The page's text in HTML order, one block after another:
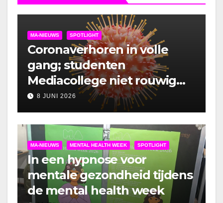
MA-NIEUWS SPOTLIGHT
Coronaverhoren in volle
gang; studenten
Mediacollege niet rouwig
om lockdown
8 JUNI 2026
MA-NIEUWS MENTAL HEALTH WEEK SPOTLIGHT
In een hypnose voor
mentale gezondheid tijdens
de mental health week